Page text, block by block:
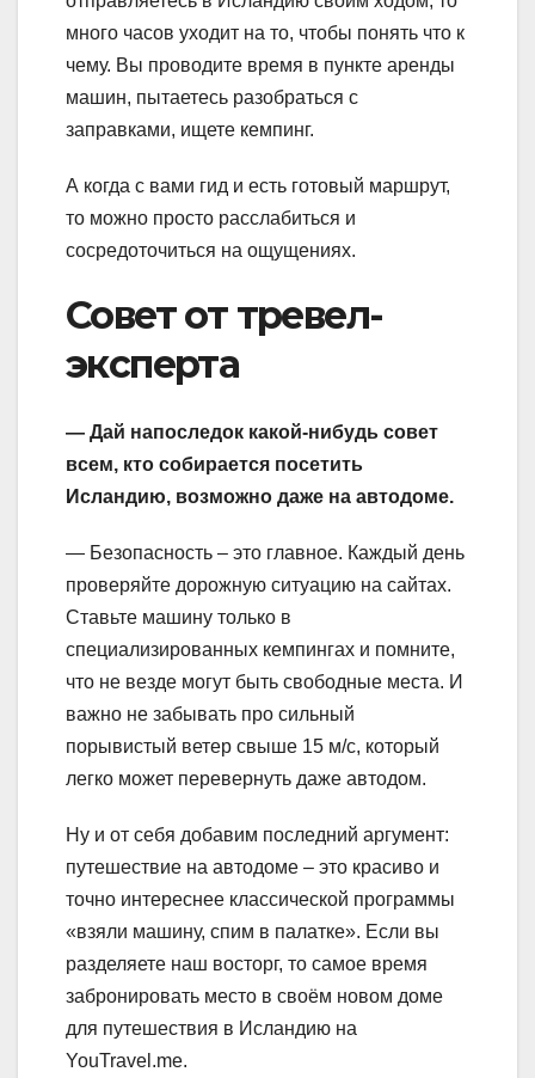
много часов уходит на то, чтобы понять что к
чему. Вы проводите время в пункте аренды
машин, пытаетесь разобраться с
заправками, ищете кемпинг.
А когда с вами гид и есть готовый маршрут,
то можно просто расслабиться и
сосредоточиться на ощущениях.
Совет от тревел-
эксперта
— Дай напоследок какой-нибудь совет
всем, кто собирается посетить
Исландию, возможно даже на автодоме.
— Безопасность – это главное. Каждый день
проверяйте дорожную ситуацию на сайтах.
Ставьте машину только в
специализированных кемпингах и помните,
что не везде могут быть свободные места. И
важно не забывать про сильный
порывистый ветер свыше 15 м/с, который
легко может перевернуть даже автодом.
Ну и от себя добавим последний аргумент:
путешествие на автодоме – это красиво и
точно интереснее классической программы
«взяли машину, спим в палатке». Если вы
разделяете наш восторг, то самое время
забронировать место в своём новом доме
для путешествия в Исландию на
YouTravel.me.